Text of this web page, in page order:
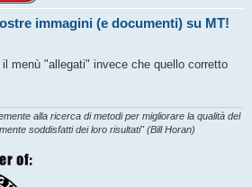
immagini (e documenti) su MT!
il menù "allegati" invece che quello corretto
alla ricerca di metodi per migliorare la qualità del
soddisfatti dei loro risultati" (Bill Horan)